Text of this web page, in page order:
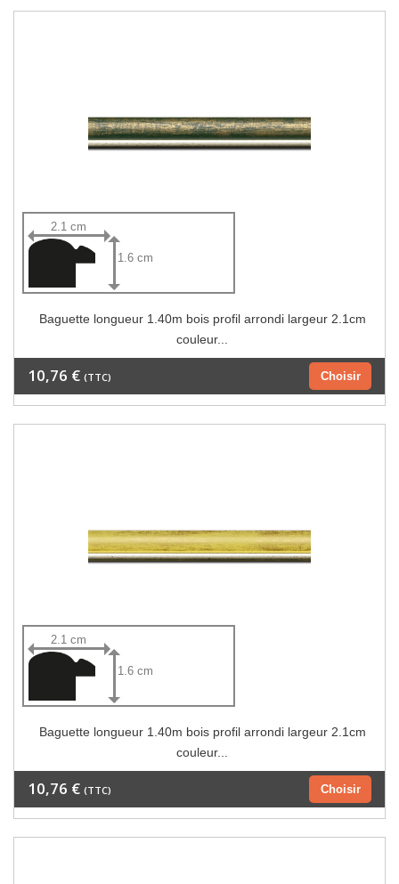
2.1 cm
1.6 cm
Baguette longueur 1.40m bois profil arrondi largeur 2.1cm
couleur...
Choisir
10,76 € (TTC)
2.1 cm
1.6 cm
Baguette longueur 1.40m bois profil arrondi largeur 2.1cm
couleur...
Choisir
10,76 € (TTC)